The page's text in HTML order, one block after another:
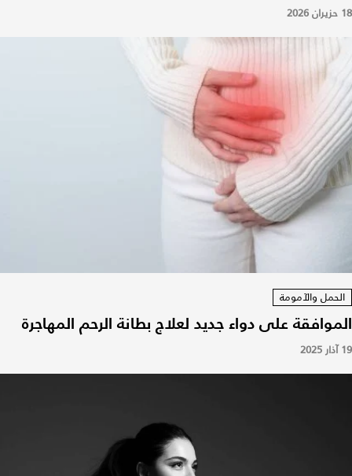
18 حزيران 2026
الحمل والآمومة
الموافقة على دواء جديد لعلاج بطانة الرحم المهاجرة
19 آذار 2025